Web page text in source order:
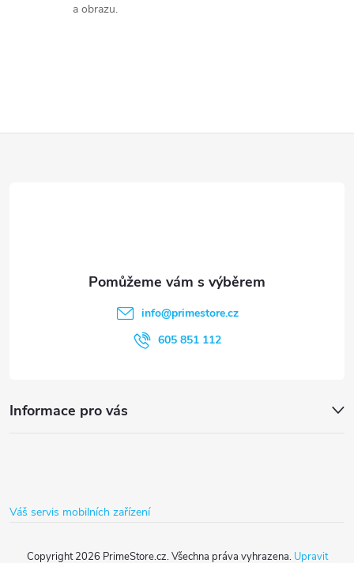
a obrazu.
Informace pro vás
info@primestore.cz
605 851 112
Váš servis mobilních zařízení
Copyright 2026 PrimeStore.cz. Všechna práva vyhrazena. Upravit